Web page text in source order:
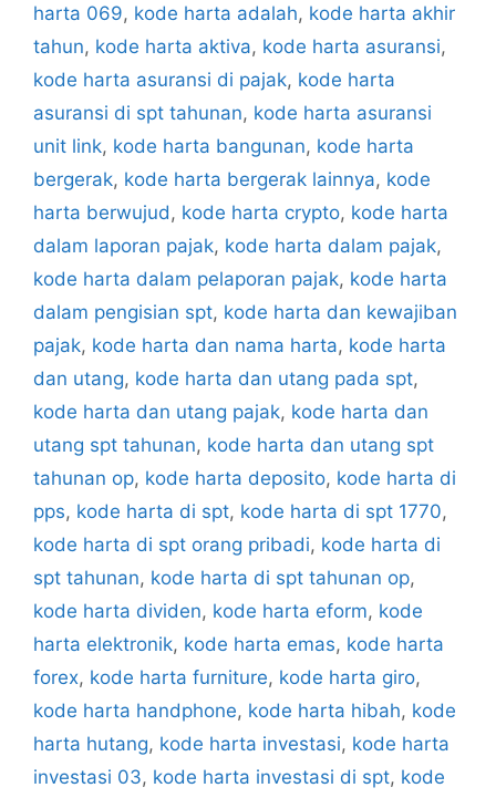
harta 069, kode harta adalah, kode harta akhir
tahun, kode harta aktiva, kode harta asuransi,
kode harta asuransi di pajak, kode harta
asuransi di spt tahunan, kode harta asuransi
unit link, kode harta bangunan, kode harta
bergerak, kode harta bergerak lainnya, kode
harta berwujud, kode harta crypto, kode harta
dalam laporan pajak, kode harta dalam pajak,
kode harta dalam pelaporan pajak, kode harta
dalam pengisian spt, kode harta dan kewajiban
pajak, kode harta dan nama harta, kode harta
dan utang, kode harta dan utang pada spt,
kode harta dan utang pajak, kode harta dan
utang spt tahunan, kode harta dan utang spt
tahunan op, kode harta deposito, kode harta di
pps, kode harta di spt, kode harta di spt 1770,
kode harta di spt orang pribadi, kode harta di
spt tahunan, kode harta di spt tahunan op,
kode harta dividen, kode harta eform, kode
harta elektronik, kode harta emas, kode harta
forex, kode harta furniture, kode harta giro,
kode harta handphone, kode harta hibah, kode
harta hutang, kode harta investasi, kode harta
investasi 03, kode harta investasi di spt, kode